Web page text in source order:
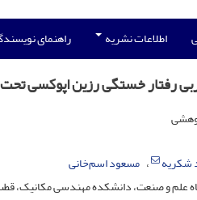
اطلاعات نشریه راهنمای
رفتار خستگی رزین اپوکسی تحت
شکریه
مسعود اسم‌خانی
علم و صنعت، دانشکده مهندسی مکانیک، قطب